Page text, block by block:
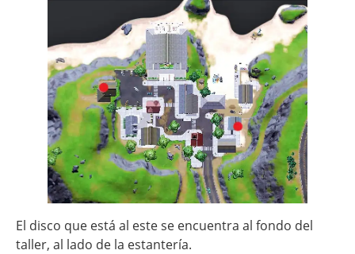
El disco que está al este se encuentra al fondo del
taller, al lado de la estantería.